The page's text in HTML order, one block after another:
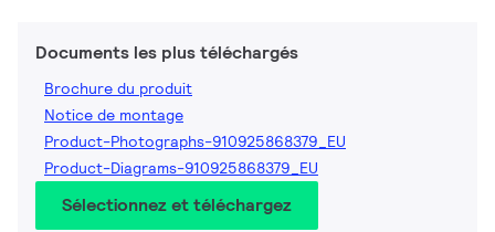
Documents les plus téléchargés
Brochure du produit
Notice de montage
Product-Photographs-910925868379_EU
Product-Diagrams-910925868379_EU
Sélectionnez et téléchargez